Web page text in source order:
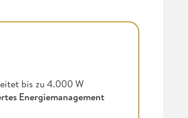
bis zu 4.000 W
Energiemanagement